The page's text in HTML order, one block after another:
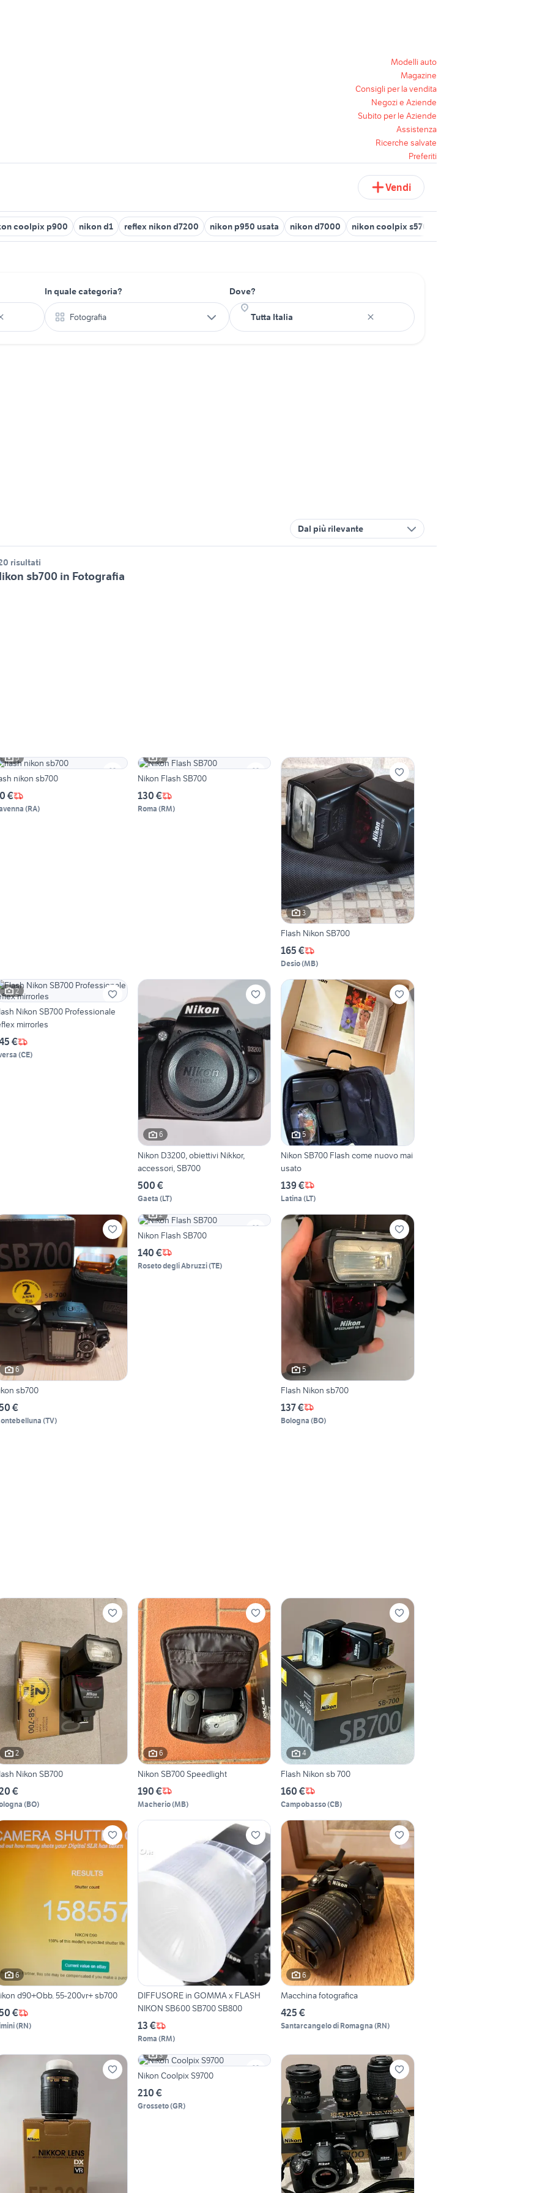
Modelli auto
Magazine
Consigli per la vendita
Negozi e Aziende
Subito per le Aziende
Assistenza
Ricerche salvate
Preferiti
Vendi
coolpix p900 nikon d1 reflex nikon d7200 nikon p950 usata nikon d7000 nikon coolpix s570
In quale categoria?
Fotografia
Dove?
Dal più rilevante
risultati
sb700 in Fotografia
5
nikon sb700
€
(RA)
2
Nikon Flash SB700
130 €
Roma (RM)
3
Flash Nikon SB700
165 €
Desio(MB)
2
Nikon SB700 Professionale
mirrorles
€
(CE)
6
Nikon D3200, obiettivi Nikkor,
accessori, SB700
500 €
Gaeta (LT)
5
Nikon SB700 Flash come nuovo mai
usato
139 €
Latina (LT)
6
sb700
€
(TV)
2
Nikon Flash SB700
140 €
Roseto degli Abruzzi(TE)
5
Flash Nikon sb700
137 €
Bologna (BO)
2
Nikon SB700
€
(BO)
6
Nikon SB700 Speedlight
190 €
Macherio(MB)
4
Flash Nikon sb 700
160 €
Campobasso(CB)
6
d90+Obb. 55-200vr+ sb700
€
(RN)
DIFFUSORE in GOMMA x FLASH
NIKON SB600 SB700 SB800
13 €
Roma (RM)
6
Macchina fotografica
425 €
Santarcangelo di Romagna (RN)
3
Nikon Coolpix S9700
210 €
Grosseto(GR)